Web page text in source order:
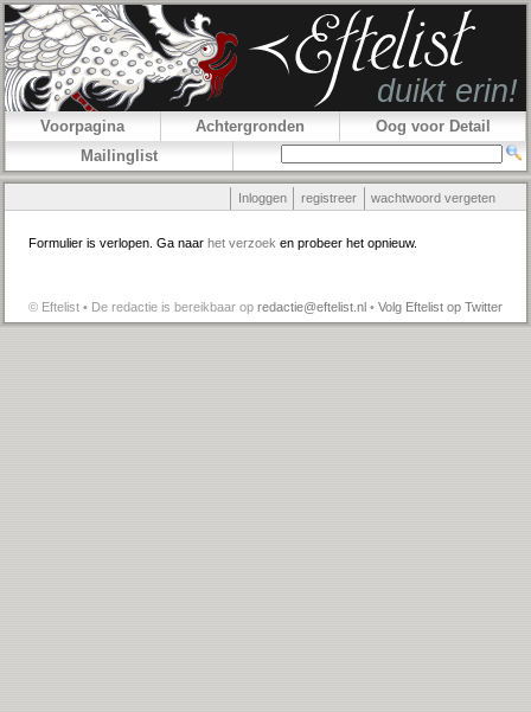
Voorpagina Achtergronden
Oog voor Detail
Mailinglist
Inloggen registreer wachtwoord vergeten
Formulier is verlopen. Ga naar het verzoek en probeer het opnieuw.
© Eftelist • De redactie is bereikbaar op redactie@eftelist.nl • Volg Eftelist op Twitter